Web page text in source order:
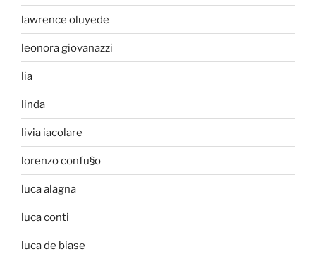
lawrence oluyede
leonora giovanazzi
lia
linda
livia iacolare
lorenzo confu§o
luca alagna
luca conti
luca de biase